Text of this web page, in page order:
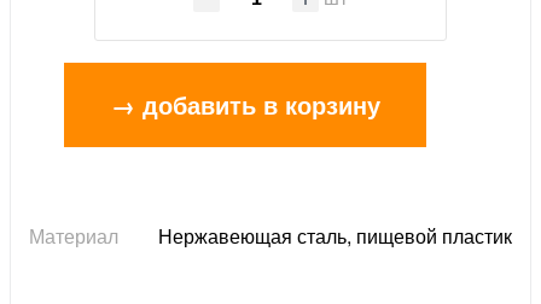
→ добавить в корзину
Материал Нержавеющая сталь, пищевой пластик